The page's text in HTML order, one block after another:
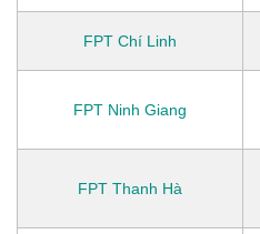
FPT Chí Linh
FPT Ninh Giang
FPT Thanh Hà